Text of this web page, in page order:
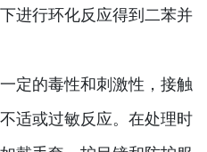
进行环化反应得到二苯并
定的毒性和刺激性，接触
适或过敏反应。在处理时